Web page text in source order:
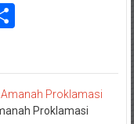
Share
Proklamasi